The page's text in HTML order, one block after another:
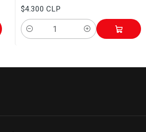
$4.300 CLP
Cantidad